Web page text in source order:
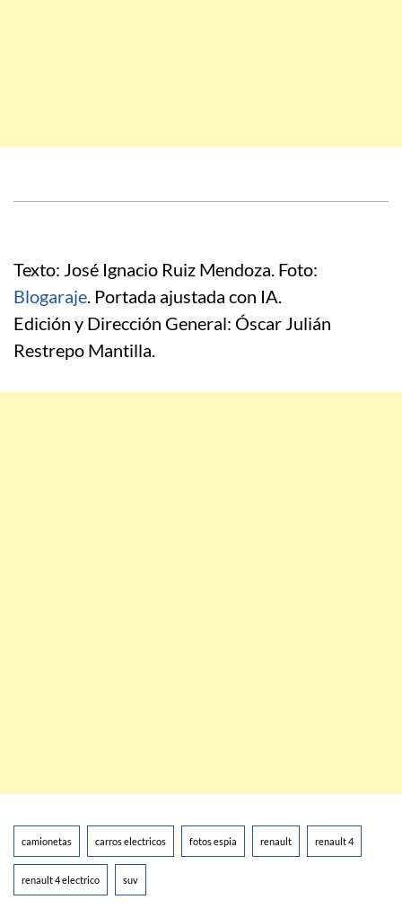
Texto: José Ignacio Ruiz Mendoza. Foto:
Blogaraje. Portada ajustada con IA.
Edición y Dirección General: Óscar Julián
Restrepo Mantilla.
camionetas carros electricos fotos espia renault renault 4
renault 4 electrico suv